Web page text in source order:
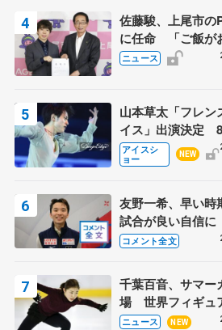
に 小林芳子さん
るスケート人生
佐藤駿、上尾市の
に任命 「ご飯が
く、住みやすいの
ニュース
山本草太「フレン
イス」出演決定
（金）2公演のみ
香さんプロデュー
アイスシ
ョー
NEW
友野一希、早い時
試合が良い自信
磨の現役復帰に思
トロフィーフリー】
コメント全文
千葉百音、サマー
場 世界フィギュ
位
ニュース NEW